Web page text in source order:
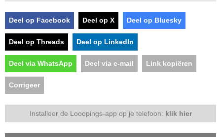
Deel op Facebook Deel op X Deel op Bluesky
Deel op Threads Deel op LinkedIn
Deel via WhatsApp Deel via e-mail Link kopiëren
Corrigeer
Installeer de Looopings-app op je telefoon: klik hier